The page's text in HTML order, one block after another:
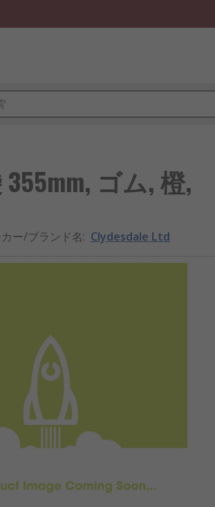
ゴム, 橙,
ー/ブランド名: Clydesdale Ltd